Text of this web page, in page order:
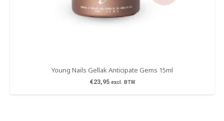
Young Nails Gellak Anticipate Gems 15ml
€23,95 excl. BTW